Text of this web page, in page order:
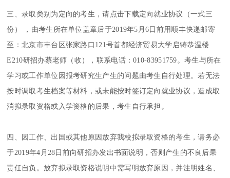
三、录取类别为定向的考生，请点击下载定向就业协议（一式三
份） ，由考生所在单位盖章后于2019年5月6日前用顺丰快递邮寄
至：北京市丰台区张家路口121号首都经济贸易大学启铸恭温楼
E210研招办蔡老师（收），联系电话：010-83951759。考生与所在
学习或工作单位因报考研究生产生的问题由考生自行处理。若无法
按时调取考生档案等材料，或未能按时签订定向就业协议，造成取
消拟录取资格或入学资格的后果，考生自行承担。
四、因工作、出国或其他原因放弃我校拟录取资格的考生，请务必
于2019年4月28日前向研招办发出书面说明，否则产生的不良后果
责任自负。放弃拟录取资格说明中需写明放弃原因，并注明姓名、